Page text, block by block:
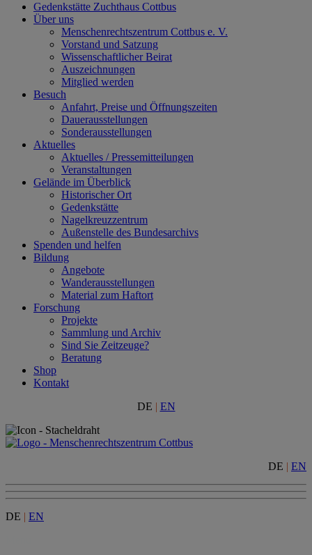
Gedenkstätte Zuchthaus Cottbus
Über uns
Menschenrechtszentrum Cottbus e. V.
Vorstand und Satzung
Wissenschaftlicher Beirat
Auszeichnungen
Mitglied werden
Besuch
Anfahrt, Preise und Öffnungszeiten
Dauerausstellungen
Sonderausstellungen
Aktuelles
Aktuelles / Pressemitteilungen
Veranstaltungen
Gelände im Überblick
Historischer Ort
Gedenkstätte
Nagelkreuzzentrum
Außenstelle des Bundesarchivs
Spenden und helfen
Bildung
Angebote
Wanderausstellungen
Material zum Haftort
Forschung
Projekte
Sammlung und Archiv
Sind Sie Zeitzeuge?
Beratung
Shop
Kontakt
DE | EN
DE | EN
DE | EN